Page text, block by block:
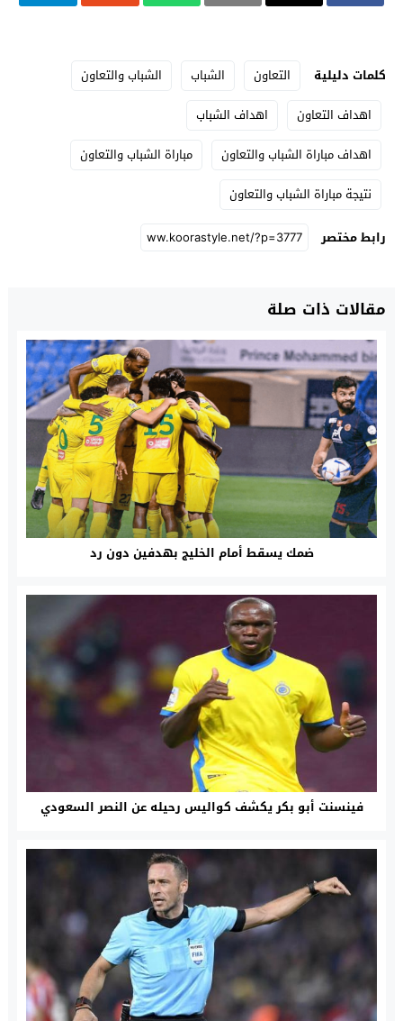
كلمات دليلية التعاون الشباب
الشباب والتعاون
اهداف التعاون
اهداف الشباب
اهداف مباراة الشباب والتعاون
مباراة الشباب والتعاون
نتيجة مباراة الشباب والتعاون
رابط مختصر
مقالات ذات صلة
ضمك يسقط أمام الخليج بهدفين دون رد
فينسنت أبو بكر يكشف كواليس رحيله عن النصر السعودي